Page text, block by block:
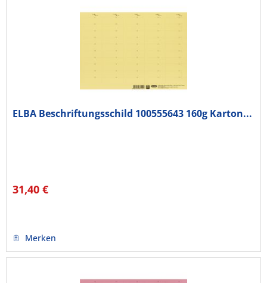
ELBA Beschriftungsschild 100555643 160g Karton...
31,40 €
Merken